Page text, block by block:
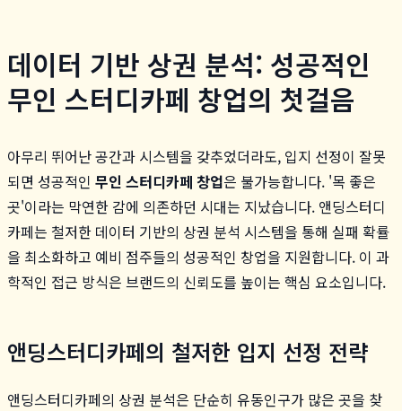
데이터 기반 상권 분석: 성공적인
무인 스터디카페 창업의 첫걸음
아무리 뛰어난 공간과 시스템을 갖추었더라도, 입지 선정이 잘못
되면 성공적인 무인 스터디카페 창업은 불가능합니다. '목 좋은
곳'이라는 막연한 감에 의존하던 시대는 지났습니다. 앤딩스터디
카페는 철저한 데이터 기반의 상권 분석 시스템을 통해 실패 확률
을 최소화하고 예비 점주들의 성공적인 창업을 지원합니다. 이 과
학적인 접근 방식은 브랜드의 신뢰도를 높이는 핵심 요소입니다.
앤딩스터디카페의 철저한 입지 선정 전략
앤딩스터디카페의 상권 분석은 단순히 유동인구가 많은 곳을 찾